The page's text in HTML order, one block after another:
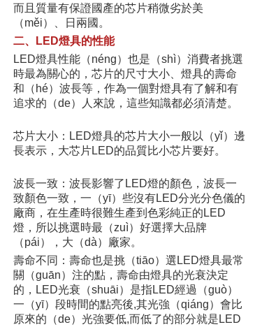
而且質量有保證國產的芯片稍微劣於美
（měi）、日兩國。
二、LED燈具的性能
LED燈具性能（néng）也是（shì）消費者挑選
時最為關心的，芯片的尺寸大小、燈具的壽命
和（hé）波長等，作為一個對燈具有了解和有
追求的（de）人來說，這些知識都必須清楚。
芯片大小：LED燈具的芯片大小一般以（yǐ）邊
長表示，大芯片LED的品質比小芯片要好。
波長一致：波長影響了LED燈的顏色，波長一
致顏色一致，一（yī）些沒有LED分光分色儀的
廠商，在生產時很難生產到色彩純正的LED
燈，所以挑選時最（zuì）好選擇大品牌
（pái），大（dà）廠家。
壽命不同：壽命也是挑（tiāo）選LED燈具最常
關（guān）注的點，壽命由燈具的光衰決定
的，LED光衰（shuāi）是指LED經過（guò）
一（yī）段時間的點亮後,其光強（qiáng）會比
原來的（de）光強要低,而低了的部分就是LED